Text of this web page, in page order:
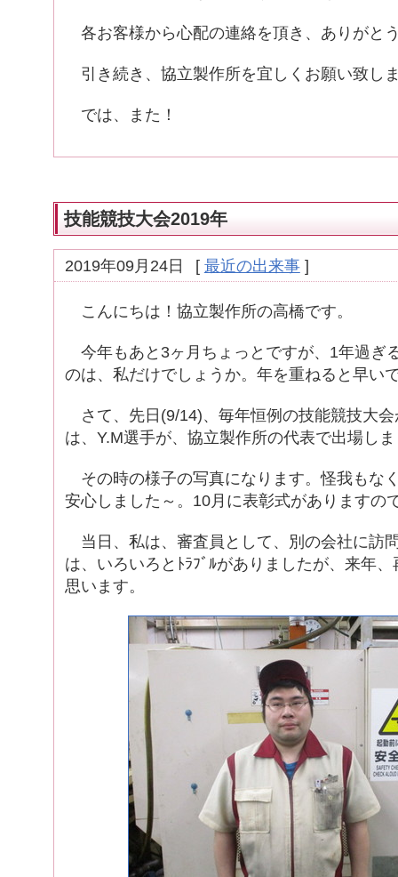
各お客様から心配の連絡を頂き、ありがと
引き続き、協立製作所を宜しくお願い致し
では、また！
技能競技大会2019年
2019年09月24日 [ 最近の出来事]
こんにちは！協立製作所の高橋です。
今年もあと3ヶ月ちょっとですが、1年過ぎ
のは、私だけでしょうか。年を重ねると早い
さて、先日(9/14)、毎年恒例の技能競技大
は、Y.M選手が、協立製作所の代表で出場し
その時の様子の写真になります。怪我もな
安心しました～。10月に表彰式がありますの
当日、私は、審査員として、別の会社に訪
は、いろいろとﾄﾗﾌﾞﾙがありましたが、来年
思います。